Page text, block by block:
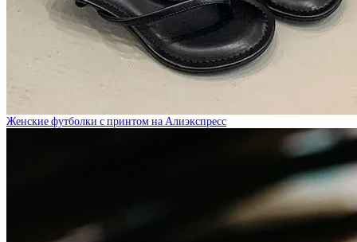
Женские футболки с принтом на Алиэкспресс